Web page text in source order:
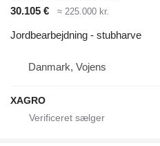
30.105 €
≈ 225.000 kr.
Jordbearbejdning - stubharve
Danmark, Vojens
XAGRO